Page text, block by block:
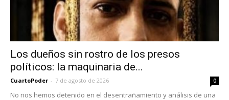
Los dueños sin rostro de los presos
políticos: la maquinaria de...
CuartoPoder - 7 de agosto de 2026 0
No nos hemos detenido en el desentrañamiento y análisis de una